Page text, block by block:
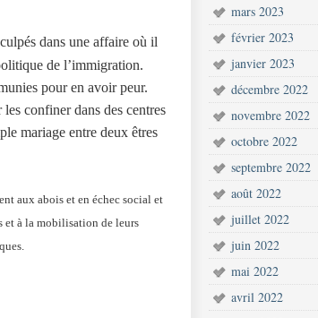
dans une affaire où il
de l’immigration.
pour en avoir peur.
confiner dans des centres
mariage entre deux êtres
aux abois et en échec social et
à la mobilisation de leurs
mars 2023
février 2023
janvier 2023
décembre 2022
novembre 2022
octobre 2022
septembre 2022
août 2022
juillet 2022
juin 2022
mai 2022
avril 2022